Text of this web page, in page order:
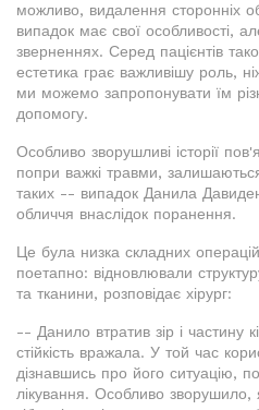
можливо, видалення сторонніх
випадок має свої особливості,
зверненнях. Серед пацієнтів
естетика грає важливішу роль,
ми можемо запропонувати їм
допомогу.
Особливо зворушливі історії
попри важкі травми,
таких -- випадок Данила
обличчя внаслідок поранення.
Це була низка складних
поетапно: відновлювали
та тканини, розповідає хірург:
-- Данило втратив зір і частину
стійкість вражала. У той час
дізнавшись про його ситуацію,
лікування. Особливо зворушило,